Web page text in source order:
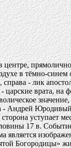
центре,
в тёмно-
справа - лик
царские врата,
- Андрей
сторона уступает
17 в.
является
Богородицы»